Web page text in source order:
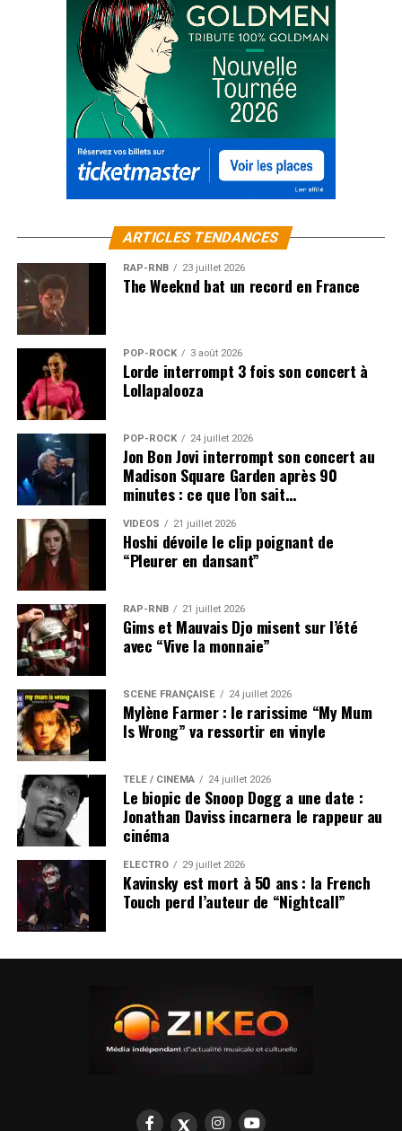
ARTICLES TENDANCES
RAP-RNB 23 juillet 2026
The Weeknd bat un record en France
POP-ROCK 3 août 2026
Lorde interrompt 3 fois son concert à
Lollapalooza
POP-ROCK 24 juillet 2026
Jon Bon Jovi interrompt son concert au
Madison Square Garden après 90
minutes : ce que l’on sait…
VIDEOS 21 juillet 2026
Hoshi dévoile le clip poignant de
“Pleurer en dansant”
RAP-RNB 21 juillet 2026
Gims et Mauvais Djo misent sur l’été
avec “Vive la monnaie”
SCÈNE FRANÇAISE 24 juillet 2026
Mylène Farmer : le rarissime “My Mum
Is Wrong” va ressortir en vinyle
TÉLÉ / CINÉMA 24 juillet 2026
Le biopic de Snoop Dogg a une date :
Jonathan Daviss incarnera le rappeur au
cinéma
ÉLECTRO 29 juillet 2026
Kavinsky est mort à 50 ans : la French
Touch perd l’auteur de “Nightcall”